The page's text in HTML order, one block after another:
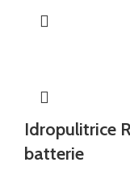
Idropulitrice
batterie